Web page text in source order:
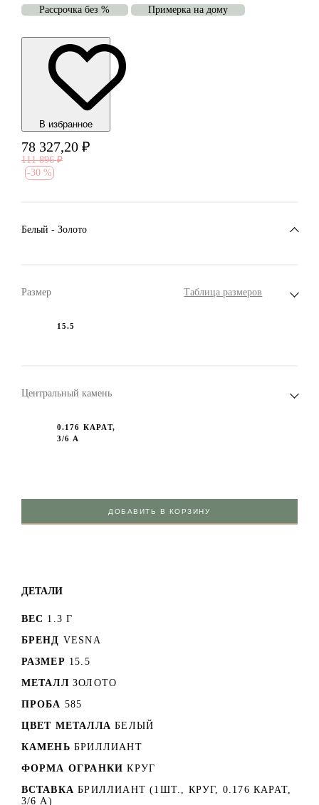
Рассрочка без % Примерка на дому
В избранноe
78 327,20 ₽
111 896 ₽
-30 %
Белый - Золото
Размер Таблица размеров
15.5
Центральный камень
0.176 КАРАТ,
3/6 А
ДОБАВИТЬ В КОРЗИНУ
ДЕТАЛИ
ВЕС 1.3 Г
БРЕНД VESNA
РАЗМЕР 15.5
МЕТАЛЛ ЗОЛОТО
ПРОБА 585
ЦВЕТ МЕТАЛЛА БЕЛЫЙ
КАМЕНЬ БРИЛЛИАНТ
ФОРМА ОГРАНКИ КРУГ
ВСТАВКА БРИЛЛИАНТ (1ШТ., КРУГ, 0.176 КАРАТ,
3/6 А)